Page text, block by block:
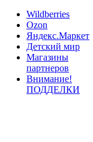
Wildberries
Ozon
Яндекс.Маркет
Детский мир
Магазины
партнеров
Внимание!
ПОДДЕЛКИ